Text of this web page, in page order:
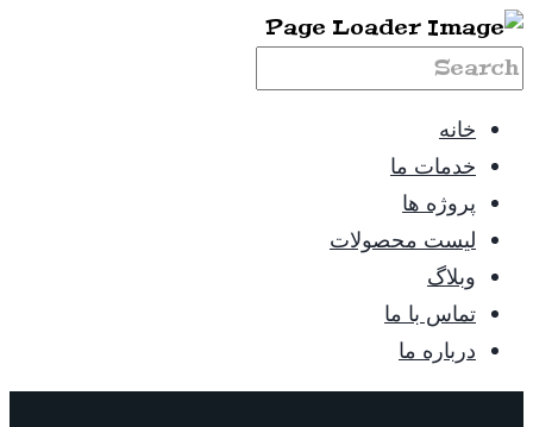
خانه
خدمات ما
پروژه ها
لیست محصولات
وبلاگ
تماس با ما
درباره ما